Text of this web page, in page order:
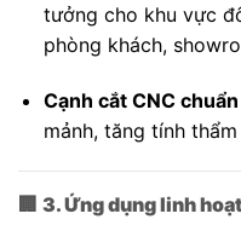
tưởng cho khu vực
phòng khách,
Cạnh cắt CNC
mảnh, tăng tính thẩm
🏢 3. Ứng dụng linh